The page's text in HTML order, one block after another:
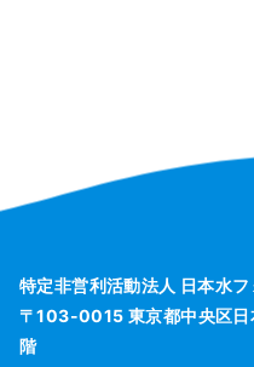
特定非営利活動法人 日本水
〒103-0015 東京都中央区
階